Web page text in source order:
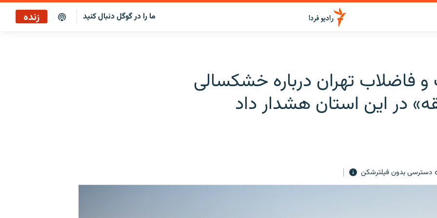
ما را در گوگل دنبال کنید زنده
فاضلاب تهران درباره خشکسالی
در این استان هشدار داد
دسترسی بدون فیلترشکن